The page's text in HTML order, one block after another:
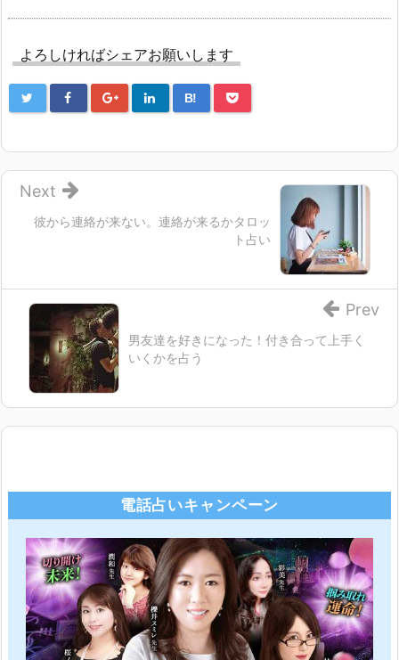
よろしければシェアお願いします
B!
彼から連絡が来ない。連絡が来るかタロッ
ト占い
Next
男友達を好きになった！付き合って上手く
いくかを占う
Prev
電話占いキャンペーン